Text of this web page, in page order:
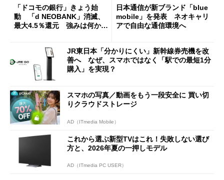
「ドコモの銀行」きょう始
動 「d NEOBANK」消滅、
最大4.5％還元 強みは何か解
日本通信が新ブランド「blue
mobile」を発表 ネオキャリ
アで自由な通信環境へ
JR東日本「分かりにくい」新幹線券売機を改
善へ なぜ、スマホではなく「駅での最短1分
購入」を実現？
スマホの写真／動画をもう一段安全に 買い切
りクラウドストレージ
AD（ITmedia Mobile）
これから選ぶ新型TVはこれ！失敗しない選び
方と、2026年夏の一押しモデル
AD（ITmedia PC USER）